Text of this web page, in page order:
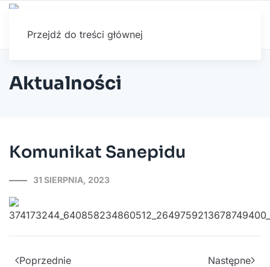
Przejdź do treści głównej
Aktualności
Komunikat Sanepidu
31 SIERPNIA, 2023
Poprzednie Następne